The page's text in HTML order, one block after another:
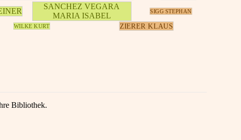
SANCHEZ VEGARA
MARIA ISABEL
SIGG STEPHAN
WILKE KURT ZIERER KLAUS
Bibliothek.